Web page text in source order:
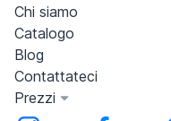
Chi siamo
Catalogo
Blog
Contattateci
Prezzi